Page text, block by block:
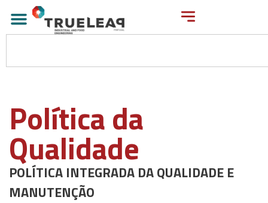
Política da
Qualidade
POLÍTICA INTEGRADA DA QUALIDADE E
MANUTENÇÃO